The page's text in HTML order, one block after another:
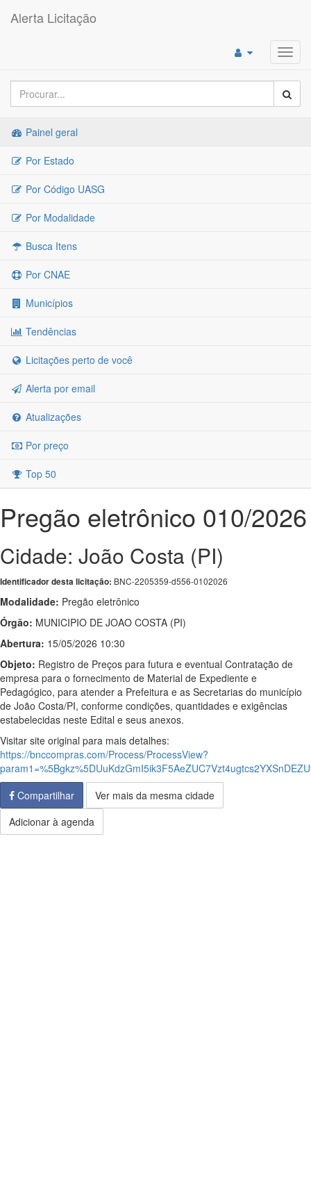
Alerta Licitação
Painel geral
Por Estado
Por Código UASG
Por Modalidade
Busca Itens
Por CNAE
Municípios
Tendências
Licitações perto de você
Alerta por email
Atualizações
Por preço
Top 50
Pregão eletrônico 010/2026
Cidade: João Costa (PI)
Identificador desta licitação: BNC-2205359-d556-0102026
Modalidade: Pregão eletrônico
Órgão: MUNICIPIO DE JOAO COSTA (PI)
Abertura: 15/05/2026 10:30
Objeto: Registro de Preços para futura e eventual Contratação de
empresa para o fornecimento de Material de Expediente e
Pedagógico, para atender a Prefeitura e as Secretarias do município
de João Costa/PI, conforme condições, quantidades e exigências
estabelecidas neste Edital e seus anexos.
Visitar site original para mais detalhes:
https://bnccompras.com/Process/ProcessView?
Compartilhar
Ver mais da mesma cidade
Adicionar à agenda